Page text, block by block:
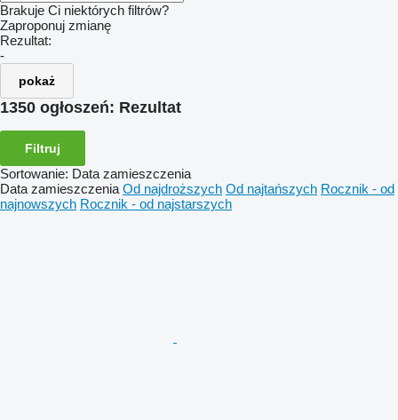
Brakuje Ci niektórych filtrów?
Zaproponuj zmianę
Rezultat:
-
pokaż
1350 ogłoszeń: Rezultat
Filtruj
Sortowanie: Data zamieszczenia
Data zamieszczenia Od najdroższych Od najtańszych Rocznik - od
najnowszych Rocznik - od najstarszych